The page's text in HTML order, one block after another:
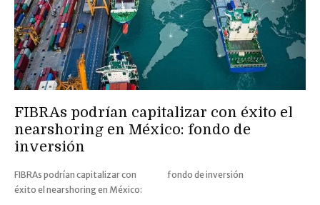
FIBRAs podrían capitalizar con éxito el
nearshoring en México: fondo de
inversión
FIBRAs podrían capitalizar con
éxito el nearshoring en México:
fondo de inversión